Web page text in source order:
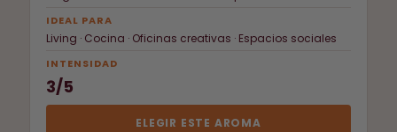
IDEAL PARA
Living · Cocina · Oficinas creativas · Espacios sociales
INTENSIDAD
3/5
ELEGIR ESTE AROMA